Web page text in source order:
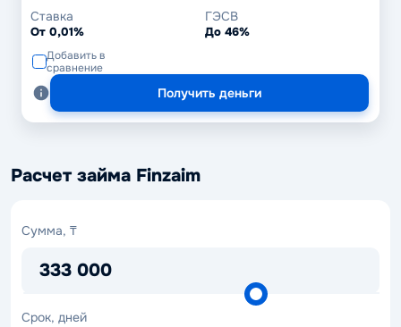
Ставка
От 0,01%
ГЭСВ
До 46%
Добавить в
сравнение
Получить деньги
Расчет займа Finzaim
Сумма, ₸
333 000
Сумма,
Срок, дней
Срок,